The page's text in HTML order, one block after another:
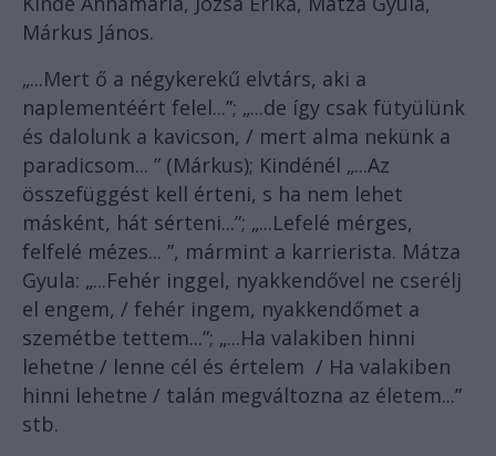
Márkus János.
„...Mert ő a négykerekű elvtárs, aki a
naplementéért felel...”; „...de így csak fütyülünk
és dalolunk a kavicson, / mert alma nekünk a
paradicsom... ” (Márkus); Kindénél „...Az
összefüggést kell érteni, s ha nem lehet
másként, hát sérteni...”; „...Lefelé mérges,
felfelé mézes... ”, mármint a karrierista. Mátza
Gyula: „...Fehér inggel, nyakkendővel ne cserélj
el engem, / fehér ingem, nyakkendőmet a
szemétbe tettem...”; „...Ha valakiben hinni
lehetne / lenne cél és értelem / Ha valakiben
hinni lehetne / talán megváltozna az életem...”
stb.